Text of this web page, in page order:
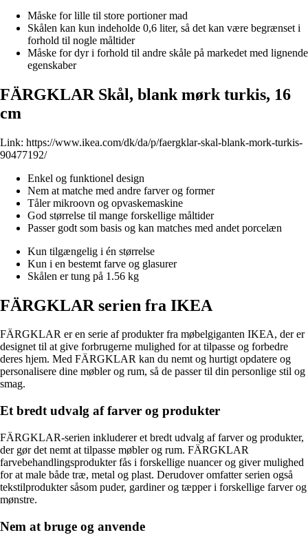
Måske for lille til store portioner mad
Skålen kan kun indeholde 0,6 liter, så det kan være begrænset i
forhold til nogle måltider
Måske for dyr i forhold til andre skåle på markedet med lignende
egenskaber
FÄRGKLAR Skål, blank mørk turkis, 16
cm
Link: https://www.ikea.com/dk/da/p/faergklar-skal-blank-mork-turkis-
90477192/
Enkel og funktionel design
Nem at matche med andre farver og former
Tåler mikroovn og opvaskemaskine
God størrelse til mange forskellige måltider
Passer godt som basis og kan matches med andet porcelæn
Kun tilgængelig i én størrelse
Kun i en bestemt farve og glasurer
Skålen er tung på 1.56 kg
FÄRGKLAR serien fra IKEA
FÄRGKLAR er en serie af produkter fra møbelgiganten IKEA, der er
designet til at give forbrugerne mulighed for at tilpasse og forbedre
deres hjem. Med FÄRGKLAR kan du nemt og hurtigt opdatere og
personalisere dine møbler og rum, så de passer til din personlige stil og
smag.
Et bredt udvalg af farver og produkter
FÄRGKLAR-serien inkluderer et bredt udvalg af farver og produkter,
der gør det nemt at tilpasse møbler og rum. FÄRGKLAR
farvebehandlingsprodukter fås i forskellige nuancer og giver mulighed
for at male både træ, metal og plast. Derudover omfatter serien også
tekstilprodukter såsom puder, gardiner og tæpper i forskellige farver og
mønstre.
Nem at bruge og anvende